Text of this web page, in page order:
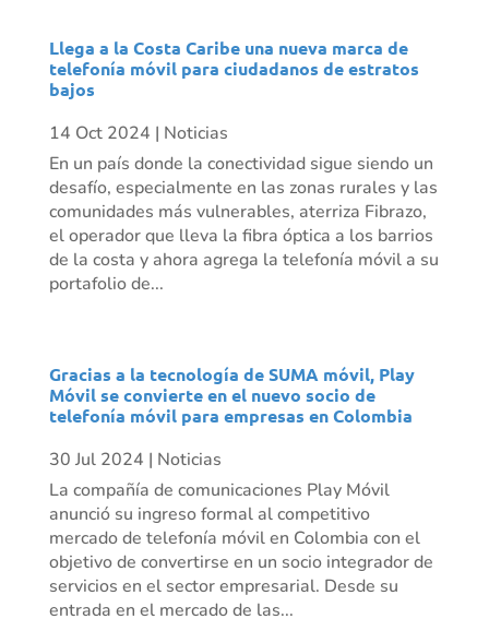
Llega a la Costa Caribe una nueva marca de
telefonía móvil para ciudadanos de estratos
bajos
14 Oct 2024 | Noticias
En un país donde la conectividad sigue siendo un
desafío, especialmente en las zonas rurales y las
comunidades más vulnerables, aterriza Fibrazo,
el operador que lleva la fibra óptica a los barrios
de la costa y ahora agrega la telefonía móvil a su
portafolio de...
Gracias a la tecnología de SUMA móvil, Play
Móvil se convierte en el nuevo socio de
telefonía móvil para empresas en Colombia
30 Jul 2024 | Noticias
La compañía de comunicaciones Play Móvil
anunció su ingreso formal al competitivo
mercado de telefonía móvil en Colombia con el
objetivo de convertirse en un socio integrador de
servicios en el sector empresarial. Desde su
entrada en el mercado de las...